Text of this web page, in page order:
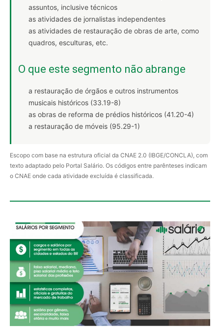
assuntos, inclusive técnicos
as atividades de jornalistas independentes
as atividades de restauração de obras de arte, como
quadros, esculturas, etc.
O que este segmento não abrange
a restauração de órgãos e outros instrumentos
musicais históricos (33.19-8)
as obras de reforma de prédios históricos (41.20-4)
a restauração de móveis (95.29-1)
Escopo com base na estrutura oficial da CNAE 2.0 (IBGE/CONCLA), com
texto adaptado pelo Portal Salário. Os códigos entre parênteses indicam
o CNAE onde cada atividade excluída é classificada.